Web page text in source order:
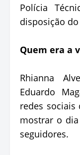
Polícia
disposição
Quem era a
Rhianna
Eduardo
redes sociais
mostrar o
seguidores.